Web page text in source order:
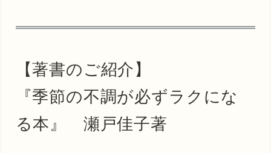
【著書のご紹介】
『季節の不調が必ずラクにな
る本』 瀬戸佳子著